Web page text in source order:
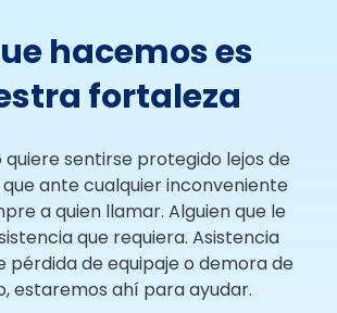
hacemos es
fortaleza
quiere sentirse protegido lejos de
ante cualquier inconveniente
a quien llamar. Alguien que le
que requiera. Asistencia
pérdida de equipaje o demora de
estaremos ahí para ayudar.